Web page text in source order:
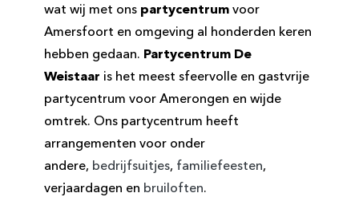
wat wij met ons partycentrum voor
Amersfoort en omgeving al honderden keren
hebben gedaan. Partycentrum De
Weistaar is het meest sfeervolle en gastvrije
partycentrum voor Amerongen en wijde
omtrek. Ons partycentrum heeft
arrangementen voor onder
andere, bedrijfsuitjes, familiefeesten,
verjaardagen en bruiloften.